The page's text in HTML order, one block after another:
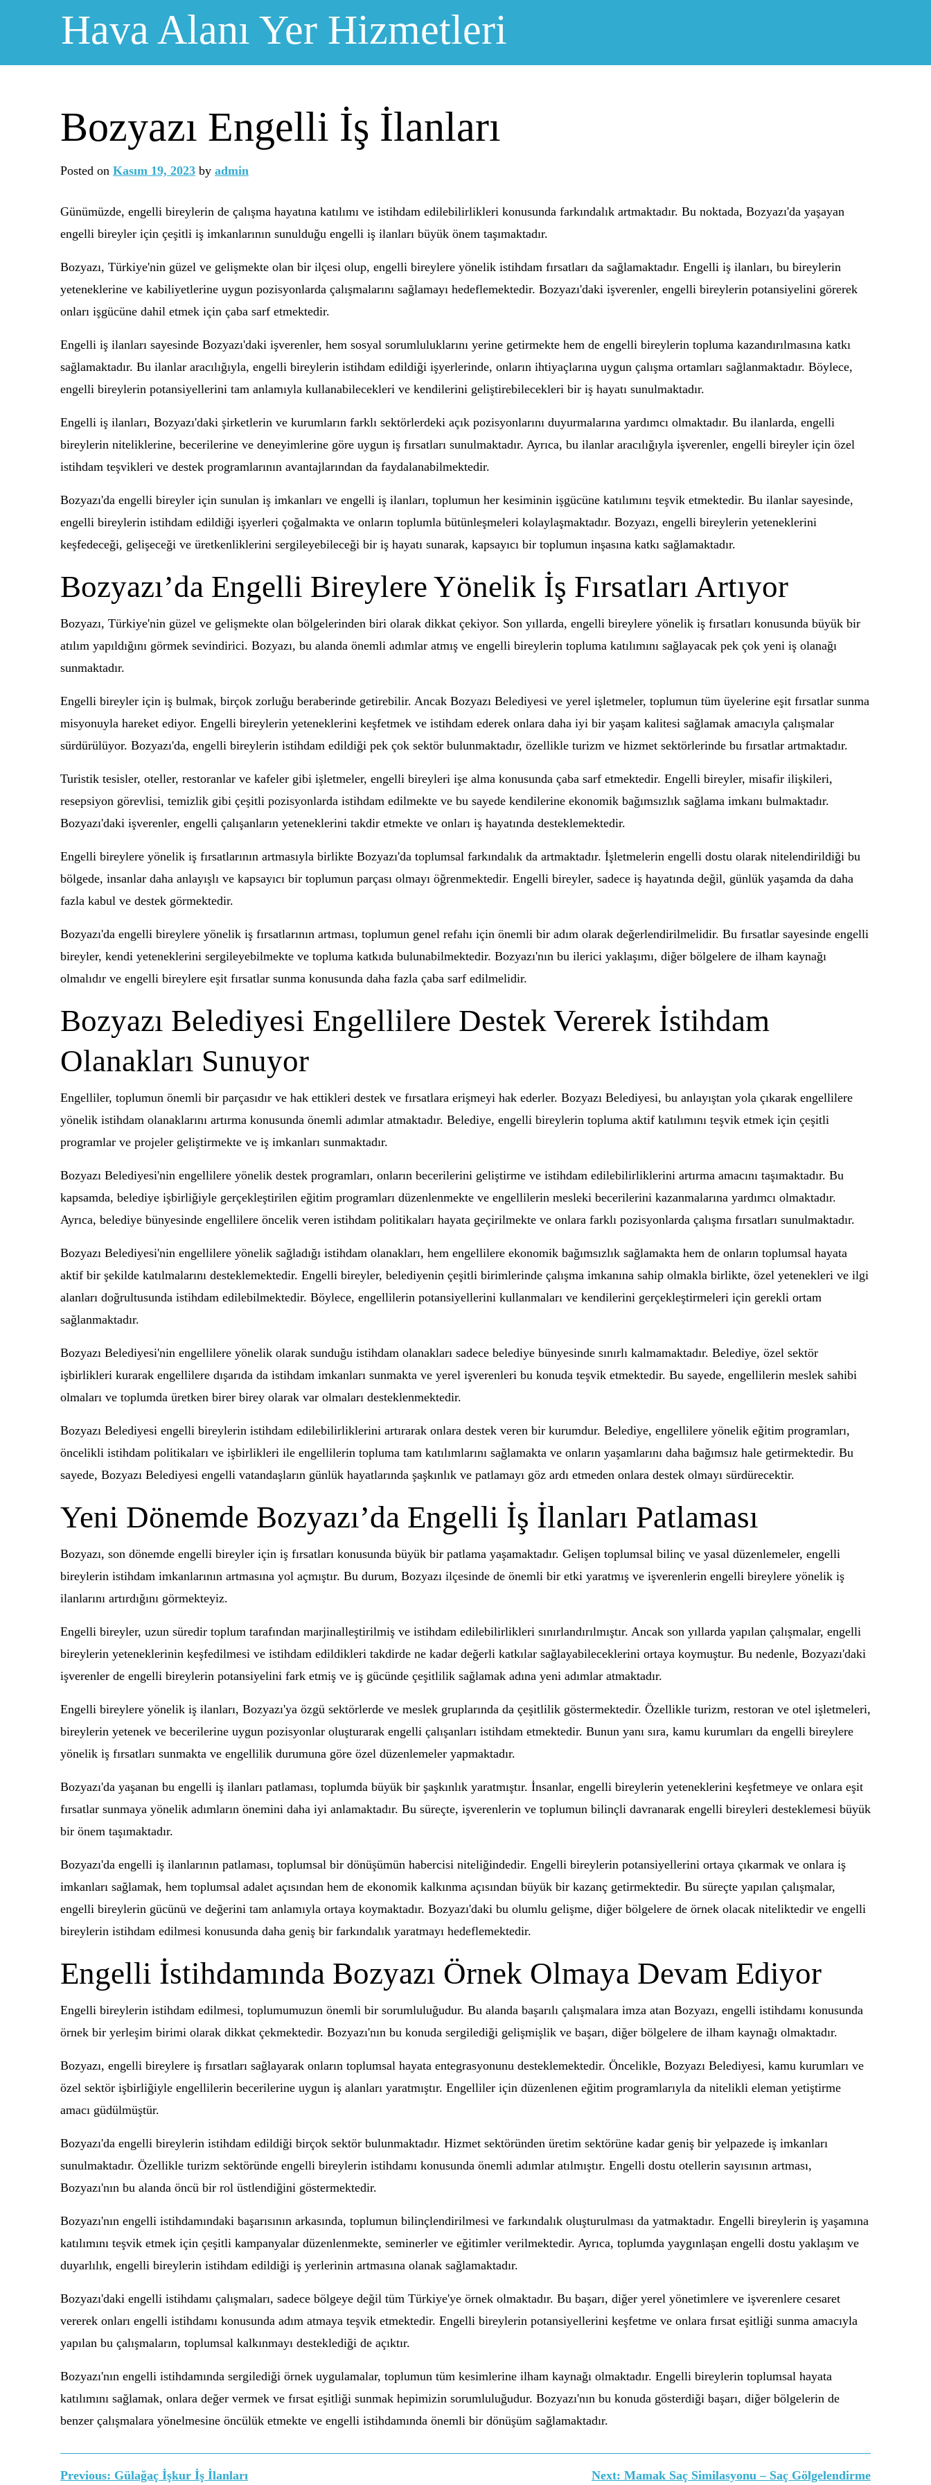
Hava Alanı Yer Hizmetleri
Bozyazı Engelli İş İlanları
Posted on Kasım 19, 2023 by admin
Günümüzde, engelli bireylerin de çalışma hayatına katılımı ve istihdam edilebilirlikleri konusunda farkındalık artmaktadır. Bu noktada, Bozyazı'da yaşayan
engelli bireyler için çeşitli iş imkanlarının sunulduğu engelli iş ilanları büyük önem taşımaktadır.
Bozyazı, Türkiye'nin güzel ve gelişmekte olan bir ilçesi olup, engelli bireylere yönelik istihdam fırsatları da sağlamaktadır. Engelli iş ilanları, bu bireylerin
yeteneklerine ve kabiliyetlerine uygun pozisyonlarda çalışmalarını sağlamayı hedeflemektedir. Bozyazı'daki işverenler, engelli bireylerin potansiyelini görerek
onları işgücüne dahil etmek için çaba sarf etmektedir.
Engelli iş ilanları sayesinde Bozyazı'daki işverenler, hem sosyal sorumluluklarını yerine getirmekte hem de engelli bireylerin topluma kazandırılmasına katkı
sağlamaktadır. Bu ilanlar aracılığıyla, engelli bireylerin istihdam edildiği işyerlerinde, onların ihtiyaçlarına uygun çalışma ortamları sağlanmaktadır. Böylece,
engelli bireylerin potansiyellerini tam anlamıyla kullanabilecekleri ve kendilerini geliştirebilecekleri bir iş hayatı sunulmaktadır.
Engelli iş ilanları, Bozyazı'daki şirketlerin ve kurumların farklı sektörlerdeki açık pozisyonlarını duyurmalarına yardımcı olmaktadır. Bu ilanlarda, engelli
bireylerin niteliklerine, becerilerine ve deneyimlerine göre uygun iş fırsatları sunulmaktadır. Ayrıca, bu ilanlar aracılığıyla işverenler, engelli bireyler için özel
istihdam teşvikleri ve destek programlarının avantajlarından da faydalanabilmektedir.
Bozyazı'da engelli bireyler için sunulan iş imkanları ve engelli iş ilanları, toplumun her kesiminin işgücüne katılımını teşvik etmektedir. Bu ilanlar sayesinde,
engelli bireylerin istihdam edildiği işyerleri çoğalmakta ve onların toplumla bütünleşmeleri kolaylaşmaktadır. Bozyazı, engelli bireylerin yeteneklerini
keşfedeceği, gelişeceği ve üretkenliklerini sergileyebileceği bir iş hayatı sunarak, kapsayıcı bir toplumun inşasına katkı sağlamaktadır.
Bozyazı’da Engelli Bireylere Yönelik İş Fırsatları Artıyor
Bozyazı, Türkiye'nin güzel ve gelişmekte olan bölgelerinden biri olarak dikkat çekiyor. Son yıllarda, engelli bireylere yönelik iş fırsatları konusunda büyük bir
atılım yapıldığını görmek sevindirici. Bozyazı, bu alanda önemli adımlar atmış ve engelli bireylerin topluma katılımını sağlayacak pek çok yeni iş olanağı
sunmaktadır.
Engelli bireyler için iş bulmak, birçok zorluğu beraberinde getirebilir. Ancak Bozyazı Belediyesi ve yerel işletmeler, toplumun tüm üyelerine eşit fırsatlar sunma
misyonuyla hareket ediyor. Engelli bireylerin yeteneklerini keşfetmek ve istihdam ederek onlara daha iyi bir yaşam kalitesi sağlamak amacıyla çalışmalar
sürdürülüyor. Bozyazı'da, engelli bireylerin istihdam edildiği pek çok sektör bulunmaktadır, özellikle turizm ve hizmet sektörlerinde bu fırsatlar artmaktadır.
Turistik tesisler, oteller, restoranlar ve kafeler gibi işletmeler, engelli bireyleri işe alma konusunda çaba sarf etmektedir. Engelli bireyler, misafir ilişkileri,
resepsiyon görevlisi, temizlik gibi çeşitli pozisyonlarda istihdam edilmekte ve bu sayede kendilerine ekonomik bağımsızlık sağlama imkanı bulmaktadır.
Bozyazı'daki işverenler, engelli çalışanların yeteneklerini takdir etmekte ve onları iş hayatında desteklemektedir.
Engelli bireylere yönelik iş fırsatlarının artmasıyla birlikte Bozyazı'da toplumsal farkındalık da artmaktadır. İşletmelerin engelli dostu olarak nitelendirildiği bu
bölgede, insanlar daha anlayışlı ve kapsayıcı bir toplumun parçası olmayı öğrenmektedir. Engelli bireyler, sadece iş hayatında değil, günlük yaşamda da daha
fazla kabul ve destek görmektedir.
Bozyazı'da engelli bireylere yönelik iş fırsatlarının artması, toplumun genel refahı için önemli bir adım olarak değerlendirilmelidir. Bu fırsatlar sayesinde engelli
bireyler, kendi yeteneklerini sergileyebilmekte ve topluma katkıda bulunabilmektedir. Bozyazı'nın bu ilerici yaklaşımı, diğer bölgelere de ilham kaynağı
olmalıdır ve engelli bireylere eşit fırsatlar sunma konusunda daha fazla çaba sarf edilmelidir.
Bozyazı Belediyesi Engellilere Destek Vererek İstihdam
Olanakları Sunuyor
Engelliler, toplumun önemli bir parçasıdır ve hak ettikleri destek ve fırsatlara erişmeyi hak ederler. Bozyazı Belediyesi, bu anlayıştan yola çıkarak engellilere
yönelik istihdam olanaklarını artırma konusunda önemli adımlar atmaktadır. Belediye, engelli bireylerin topluma aktif katılımını teşvik etmek için çeşitli
programlar ve projeler geliştirmekte ve iş imkanları sunmaktadır.
Bozyazı Belediyesi'nin engellilere yönelik destek programları, onların becerilerini geliştirme ve istihdam edilebilirliklerini artırma amacını taşımaktadır. Bu
kapsamda, belediye işbirliğiyle gerçekleştirilen eğitim programları düzenlenmekte ve engellilerin mesleki becerilerini kazanmalarına yardımcı olmaktadır.
Ayrıca, belediye bünyesinde engellilere öncelik veren istihdam politikaları hayata geçirilmekte ve onlara farklı pozisyonlarda çalışma fırsatları sunulmaktadır.
Bozyazı Belediyesi'nin engellilere yönelik sağladığı istihdam olanakları, hem engellilere ekonomik bağımsızlık sağlamakta hem de onların toplumsal hayata
aktif bir şekilde katılmalarını desteklemektedir. Engelli bireyler, belediyenin çeşitli birimlerinde çalışma imkanına sahip olmakla birlikte, özel yetenekleri ve ilgi
alanları doğrultusunda istihdam edilebilmektedir. Böylece, engellilerin potansiyellerini kullanmaları ve kendilerini gerçekleştirmeleri için gerekli ortam
sağlanmaktadır.
Bozyazı Belediyesi'nin engellilere yönelik olarak sunduğu istihdam olanakları sadece belediye bünyesinde sınırlı kalmamaktadır. Belediye, özel sektör
işbirlikleri kurarak engellilere dışarıda da istihdam imkanları sunmakta ve yerel işverenleri bu konuda teşvik etmektedir. Bu sayede, engellilerin meslek sahibi
olmaları ve toplumda üretken birer birey olarak var olmaları desteklenmektedir.
Bozyazı Belediyesi engelli bireylerin istihdam edilebilirliklerini artırarak onlara destek veren bir kurumdur. Belediye, engellilere yönelik eğitim programları,
öncelikli istihdam politikaları ve işbirlikleri ile engellilerin topluma tam katılımlarını sağlamakta ve onların yaşamlarını daha bağımsız hale getirmektedir. Bu
sayede, Bozyazı Belediyesi engelli vatandaşların günlük hayatlarında şaşkınlık ve patlamayı göz ardı etmeden onlara destek olmayı sürdürecektir.
Yeni Dönemde Bozyazı’da Engelli İş İlanları Patlaması
Bozyazı, son dönemde engelli bireyler için iş fırsatları konusunda büyük bir patlama yaşamaktadır. Gelişen toplumsal bilinç ve yasal düzenlemeler, engelli
bireylerin istihdam imkanlarının artmasına yol açmıştır. Bu durum, Bozyazı ilçesinde de önemli bir etki yaratmış ve işverenlerin engelli bireylere yönelik iş
ilanlarını artırdığını görmekteyiz.
Engelli bireyler, uzun süredir toplum tarafından marjinalleştirilmiş ve istihdam edilebilirlikleri sınırlandırılmıştır. Ancak son yıllarda yapılan çalışmalar, engelli
bireylerin yeteneklerinin keşfedilmesi ve istihdam edildikleri takdirde ne kadar değerli katkılar sağlayabileceklerini ortaya koymuştur. Bu nedenle, Bozyazı'daki
işverenler de engelli bireylerin potansiyelini fark etmiş ve iş gücünde çeşitlilik sağlamak adına yeni adımlar atmaktadır.
Engelli bireylere yönelik iş ilanları, Bozyazı'ya özgü sektörlerde ve meslek gruplarında da çeşitlilik göstermektedir. Özellikle turizm, restoran ve otel işletmeleri,
bireylerin yetenek ve becerilerine uygun pozisyonlar oluşturarak engelli çalışanları istihdam etmektedir. Bunun yanı sıra, kamu kurumları da engelli bireylere
yönelik iş fırsatları sunmakta ve engellilik durumuna göre özel düzenlemeler yapmaktadır.
Bozyazı'da yaşanan bu engelli iş ilanları patlaması, toplumda büyük bir şaşkınlık yaratmıştır. İnsanlar, engelli bireylerin yeteneklerini keşfetmeye ve onlara eşit
fırsatlar sunmaya yönelik adımların önemini daha iyi anlamaktadır. Bu süreçte, işverenlerin ve toplumun bilinçli davranarak engelli bireyleri desteklemesi büyük
bir önem taşımaktadır.
Bozyazı'da engelli iş ilanlarının patlaması, toplumsal bir dönüşümün habercisi niteliğindedir. Engelli bireylerin potansiyellerini ortaya çıkarmak ve onlara iş
imkanları sağlamak, hem toplumsal adalet açısından hem de ekonomik kalkınma açısından büyük bir kazanç getirmektedir. Bu süreçte yapılan çalışmalar,
engelli bireylerin gücünü ve değerini tam anlamıyla ortaya koymaktadır. Bozyazı'daki bu olumlu gelişme, diğer bölgelere de örnek olacak niteliktedir ve engelli
bireylerin istihdam edilmesi konusunda daha geniş bir farkındalık yaratmayı hedeflemektedir.
Engelli İstihdamında Bozyazı Örnek Olmaya Devam Ediyor
Engelli bireylerin istihdam edilmesi, toplumumuzun önemli bir sorumluluğudur. Bu alanda başarılı çalışmalara imza atan Bozyazı, engelli istihdamı konusunda
örnek bir yerleşim birimi olarak dikkat çekmektedir. Bozyazı'nın bu konuda sergilediği gelişmişlik ve başarı, diğer bölgelere de ilham kaynağı olmaktadır.
Bozyazı, engelli bireylere iş fırsatları sağlayarak onların toplumsal hayata entegrasyonunu desteklemektedir. Öncelikle, Bozyazı Belediyesi, kamu kurumları ve
özel sektör işbirliğiyle engellilerin becerilerine uygun iş alanları yaratmıştır. Engelliler için düzenlenen eğitim programlarıyla da nitelikli eleman yetiştirme
amacı güdülmüştür.
Bozyazı'da engelli bireylerin istihdam edildiği birçok sektör bulunmaktadır. Hizmet sektöründen üretim sektörüne kadar geniş bir yelpazede iş imkanları
sunulmaktadır. Özellikle turizm sektöründe engelli bireylerin istihdamı konusunda önemli adımlar atılmıştır. Engelli dostu otellerin sayısının artması,
Bozyazı'nın bu alanda öncü bir rol üstlendiğini göstermektedir.
Bozyazı'nın engelli istihdamındaki başarısının arkasında, toplumun bilinçlendirilmesi ve farkındalık oluşturulması da yatmaktadır. Engelli bireylerin iş yaşamına
katılımını teşvik etmek için çeşitli kampanyalar düzenlenmekte, seminerler ve eğitimler verilmektedir. Ayrıca, toplumda yaygınlaşan engelli dostu yaklaşım ve
duyarlılık, engelli bireylerin istihdam edildiği iş yerlerinin artmasına olanak sağlamaktadır.
Bozyazı'daki engelli istihdamı çalışmaları, sadece bölgeye değil tüm Türkiye'ye örnek olmaktadır. Bu başarı, diğer yerel yönetimlere ve işverenlere cesaret
vererek onları engelli istihdamı konusunda adım atmaya teşvik etmektedir. Engelli bireylerin potansiyellerini keşfetme ve onlara fırsat eşitliği sunma amacıyla
yapılan bu çalışmaların, toplumsal kalkınmayı desteklediği de açıktır.
Bozyazı'nın engelli istihdamında sergilediği örnek uygulamalar, toplumun tüm kesimlerine ilham kaynağı olmaktadır. Engelli bireylerin toplumsal hayata
katılımını sağlamak, onlara değer vermek ve fırsat eşitliği sunmak hepimizin sorumluluğudur. Bozyazı'nın bu konuda gösterdiği başarı, diğer bölgelerin de
benzer çalışmalara yönelmesine öncülük etmekte ve engelli istihdamında önemli bir dönüşüm sağlamaktadır.
Previous: Gülağaç İşkur İş İlanları Next: Mamak Saç Similasyonu – Saç Gölgelendirme